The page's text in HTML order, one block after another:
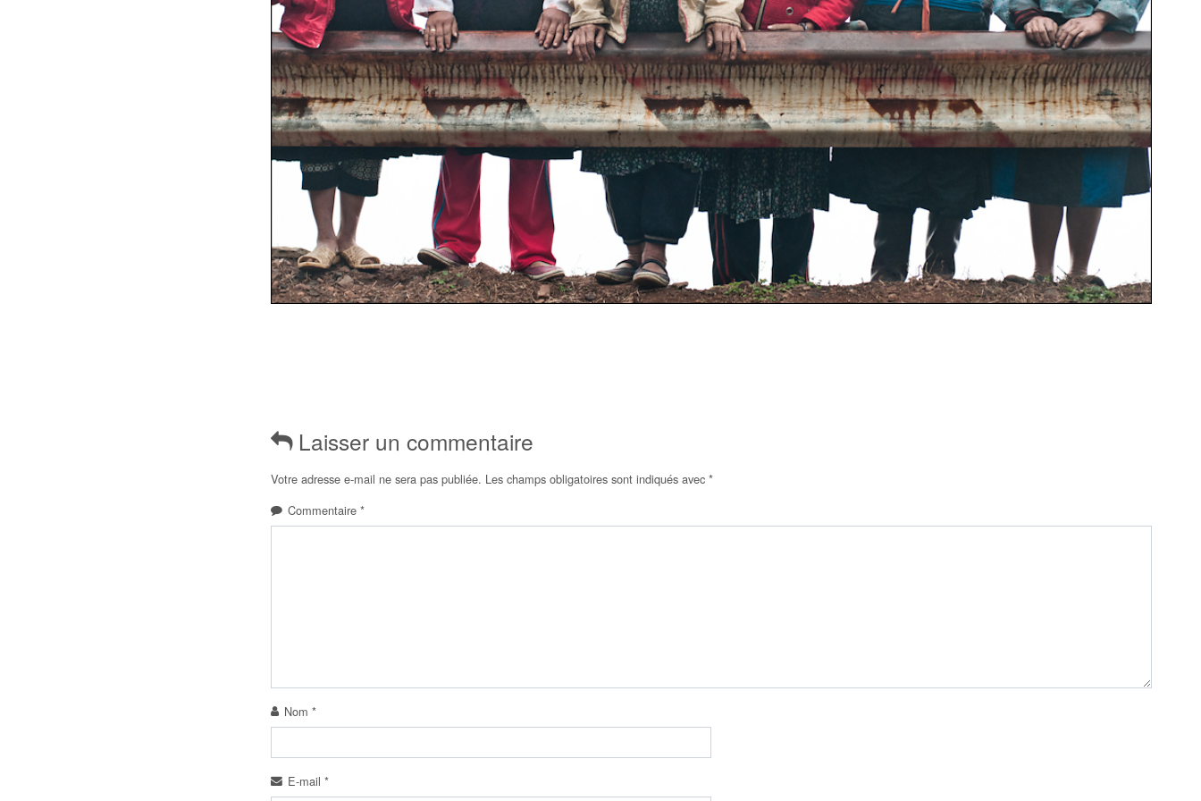
Laisser un commentaire
Votre adresse e-mail ne sera pas publiée. Les champs obligatoires sont indiqués avec *
Commentaire *
Nom *
E-mail *